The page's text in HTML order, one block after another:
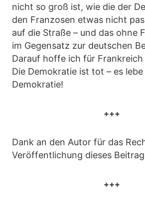
nicht so groß ist, wie die der
den Franzosen etwas nicht
auf die Straße – und das ohne
im Gegensatz zur deutschen
Darauf hoffe ich für Frankreich
Die Demokratie ist tot – es lebe
Demokratie!
+++
Dank an den Autor für das
Veröffentlichung dieses
+++